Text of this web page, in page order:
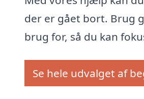
der er gået bort. Brug
brug for, så du kan
Se hele udvalget af